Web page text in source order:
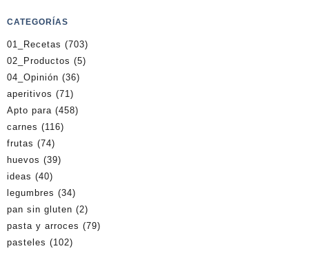
CATEGORÍAS
01_Recetas (703)
02_Productos (5)
04_Opinión (36)
aperitivos (71)
Apto para (458)
carnes (116)
frutas (74)
huevos (39)
ideas (40)
legumbres (34)
pan sin gluten (2)
pasta y arroces (79)
pasteles (102)